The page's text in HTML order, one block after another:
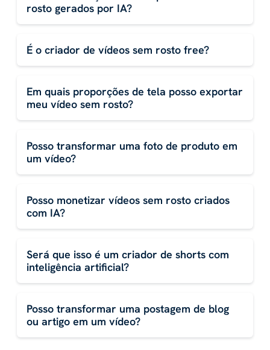
rosto gerados por IA?
É o criador de vídeos sem rosto free?
Em quais proporções de tela posso exportar
meu vídeo sem rosto?
Posso transformar uma foto de produto em
um vídeo?
Posso monetizar vídeos sem rosto criados
com IA?
Será que isso é um criador de shorts com
inteligência artificial?
Posso transformar uma postagem de blog
ou artigo em um vídeo?